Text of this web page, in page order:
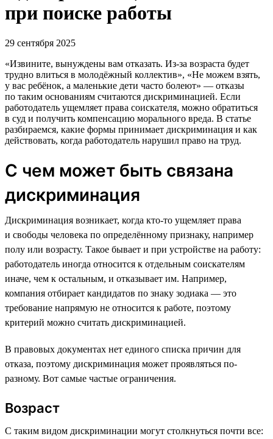
при поиске работы
29 сентября 2025
«Извините, вынуждены вам отказать. Из-за возраста будет
трудно влиться в молодёжный коллектив», «Не можем взять,
у вас ребёнок, а маленькие дети часто болеют» — отказы
по таким основаниям считаются дискриминацией. Если
работодатель ущемляет права соискателя, можно обратиться
в суд и получить компенсацию морального вреда. В статье
разбираемся, какие формы принимает дискриминация и как
действовать, когда работодатель нарушил право на труд.
С чем может быть связана
дискриминация
Дискриминация возникает, когда кто-то ущемляет права
и свободы человека по определённому признаку, например
полу или возрасту. Такое бывает и при устройстве на работу:
работодатель иногда относится к отдельным соискателям
иначе, чем к остальным, и отказывает им. Например,
компания отбирает кандидатов по знаку зодиака — это
требование напрямую не относится к работе, поэтому
критерий можно считать дискриминацией.
В правовых документах нет единого списка причин для
отказа, поэтому дискриминация может проявляться по-
разному. Вот самые частые ограничения.
Возраст
С таким видом дискриминации могут столкнуться почти все: